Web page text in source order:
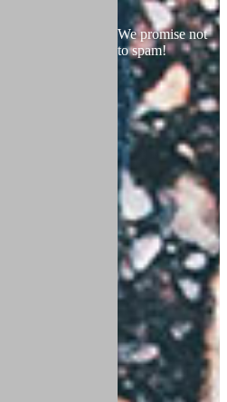
We promise not
to spam!